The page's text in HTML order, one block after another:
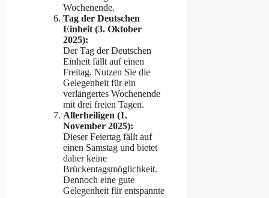
Wochenende.
Tag der Deutschen
Einheit (3. Oktober
2025):
Der Tag der Deutschen
Einheit fällt auf einen
Freitag. Nutzen Sie die
Gelegenheit für ein
verlängertes Wochenende
mit drei freien Tagen.
Allerheiligen (1.
November 2025):
Dieser Feiertag fällt auf
einen Samstag und bietet
daher keine
Brückentagsmöglichkeit.
Dennoch eine gute
Gelegenheit für entspannte